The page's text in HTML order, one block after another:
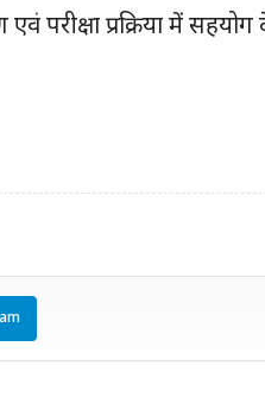
परीक्षा प्रक्रिया में